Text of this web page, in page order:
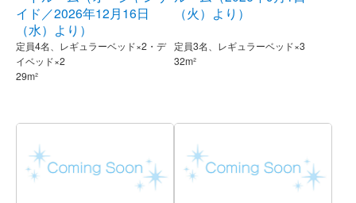
イド／2026年12月16日
（水）より）
定員4名、レギュラーベッド×2・デ
イベッド×2
29m²
（火）より）
定員3名、レギュラーベッド×3
32m²